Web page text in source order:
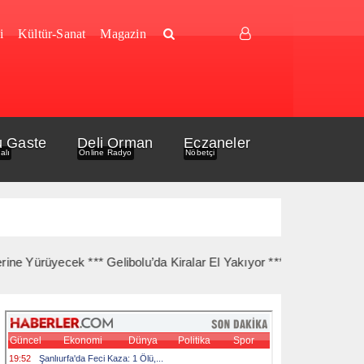
Kültür-Sanat Magazin
Gaste Deli Orman
Online Radyo
Eczaneler
Nöbetçi
*** Gelibolu’da Kiralar El Yakıyor *** Gelibolu